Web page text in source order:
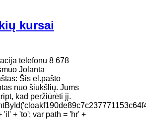
kursai
telefonu 8 678
Jolanta
Šis el.pašto
nuo šiukšlių. Jums
kad peržiūrėti jį.
'il' + 'to'; var path = 'hr' +